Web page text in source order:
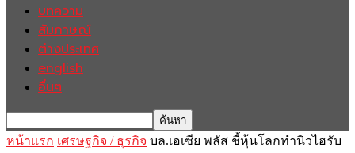
บทความ
สัมภาษณ์
ต่างประเทศ
english
อื่นๆ
หน้าแรก เศรษฐกิจ / ธุรกิจ บล.เอเซีย พลัส ชี้หุ้นโลกทำนิวไฮรับ